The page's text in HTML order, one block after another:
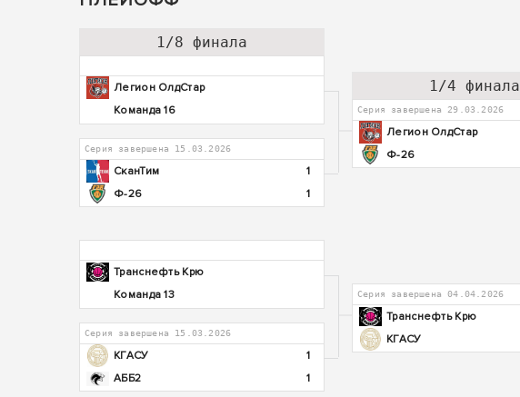
1/8 финала
Легион ОлдСтар
Команда 16
Серия завершена 15.03.2026
СканТим
1
Ф-26
1
Транснефть Крю
Команда 13
Серия завершена 15.03.2026
КГАСУ
1
АББ2
1
1/4 финала
Серия завершена 29.03.2026
Легион ОлдСтар
Ф-26
Серия завершена 04.04.2026
Транснефть Крю
КГАСУ